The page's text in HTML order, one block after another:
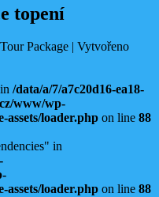
topení
Tour Package | Vytvořeno
/data/a/7/a7c20d16-ea18-
www/wp-
assets/loader.php on line 88
in
assets/loader.php on line 88